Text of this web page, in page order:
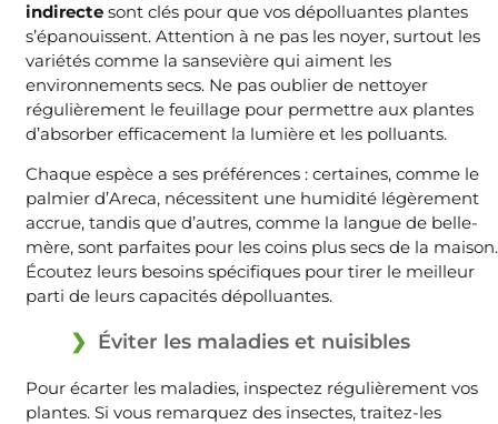
indirecte sont clés pour que vos dépolluantes plantes
s’épanouissent. Attention à ne pas les noyer, surtout les
variétés comme la sansevière qui aiment les
environnements secs. Ne pas oublier de nettoyer
régulièrement le feuillage pour permettre aux plantes
d’absorber efficacement la lumière et les polluants.
Chaque espèce a ses préférences : certaines, comme le
palmier d’Areca, nécessitent une humidité légèrement
accrue, tandis que d’autres, comme la langue de belle-
mère, sont parfaites pour les coins plus secs de la maison.
Écoutez leurs besoins spécifiques pour tirer le meilleur
parti de leurs capacités dépolluantes.
Éviter les maladies et nuisibles
Pour écarter les maladies, inspectez régulièrement vos
plantes. Si vous remarquez des insectes, traitez-les